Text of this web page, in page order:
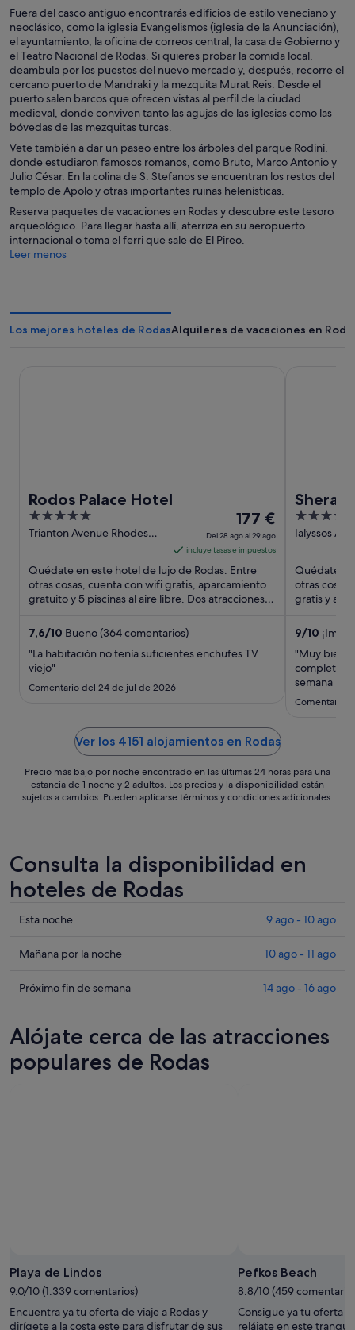
Fuera del casco antiguo encontrarás edificios de estilo veneciano y
neoclásico, como la iglesia Evangelismos (iglesia de la Anunciación),
el ayuntamiento, la oficina de correos central, la casa de Gobierno y
el Teatro Nacional de Rodas. Si quieres probar la comida local,
deambula por los puestos del nuevo mercado y, después, recorre el
cercano puerto de Mandraki y la mezquita Murat Reis. Desde el
puerto salen barcos que ofrecen vistas al perfil de la ciudad
medieval, donde conviven tanto las agujas de las iglesias como las
bóvedas de las mezquitas turcas.
Vete también a dar un paseo entre los árboles del parque Rodini,
donde estudiaron famosos romanos, como Bruto, Marco Antonio y
Julio César. En la colina de S. Stefanos se encuentran los restos del
templo de Apolo y otras importantes ruinas helenísticas.
Reserva paquetes de vacaciones en Rodas y descubre este tesoro
arqueológico. Para llegar hasta allí, aterriza en su aeropuerto
internacional o toma el ferri que sale de El Pireo.
Leer menos
Los mejores hoteles de RodasAlquileres de vacaciones en
Rodos Palace Hotel
5
out
5
Trianton Avenue Rhodes
El
precio
es
de
177 €
por
28
177 €
Del 28 ago al 29 ago
incluye tasas e impuestos
Quédate en este hotel de lujo de Rodas. Entre
otras cosas, cuenta con wifi gratis, aparcamiento
gratuito y 5 piscinas al aire libre. Dos atracciones
7,6/10 Bueno (364 comentarios)
"La habitación no tenía suficientes enchufes TV
viejo"
Comentario del 24 de jul de 2026
5
out
5
Ialyssos
Quédate
otras
gratis y
9/10
"Muy bien
completo.
semana
Comentario
Ver los 4151 alojamientos en Rodas
Precio más bajo por noche encontrado en las últimas 24 horas para una
estancia de 1 noche y 2 adultos. Los precios y la disponibilidad están
sujetos a cambios. Pueden aplicarse términos y condiciones adicionales.
Consulta la disponibilidad en
hoteles de Rodas
Comprueba
precios
Rodas
noche,
ago
Esta noche 9 ago - 10 ago
Comprueba
precios
para
mañana
por
Mañana por la noche 10 ago - 11 ago
Comprueba
en
Rodas
para
Próximo fin de semana 14 ago - 16 ago
Alójate cerca de las atracciones
populares de Rodas
Playa de Lindos
9.0/10 (1.339 comentarios)
Encuentra ya tu oferta de viaje a Rodas y
dirígete a la costa este para disfrutar de sus
Pefkos Beach
8.8/10 (459
Consigue ya tu oferta
relájate en este